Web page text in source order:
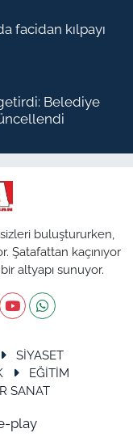
facidan kılpayı
Belediye
buluştururken,
Şatafattan kaçınıyor
altyapı sunuyor.
SİYASET
EĞİTİM
SANAT